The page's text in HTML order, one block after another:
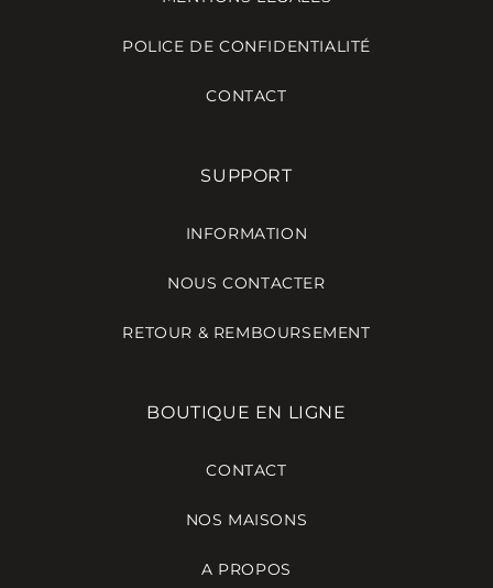
POLICE DE CONFIDENTIALITÉ
CONTACT
SUPPORT
INFORMATION
NOUS CONTACTER
RETOUR & REMBOURSEMENT
BOUTIQUE EN LIGNE
CONTACT
NOS MAISONS
A PROPOS